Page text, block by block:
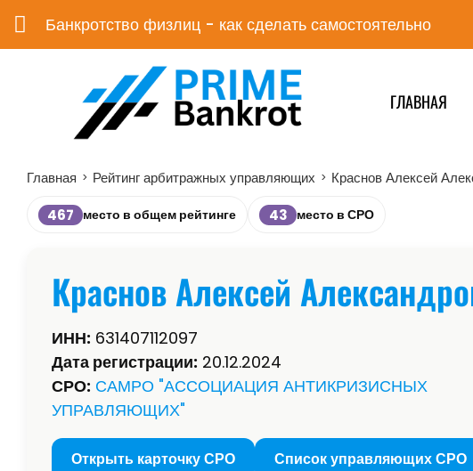
Банкротство физлиц - как сделать самостоятельно
ГЛАВНАЯ
Главная > Рейтинг арбитражных управляющих > Краснов Алексей
467 место в общем рейтинге 43 место в СРО
Краснов Алексей
ИНН: 631407112097
Дата регистрации: 20.12.2024
СРО: САМРО "АССОЦИАЦИЯ АНТИКРИЗИСНЫХ
УПРАВЛЯЮЩИХ"
Открыть карточку СРО Список управляющих СРО